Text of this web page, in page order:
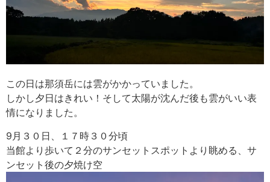
この日は那須岳には雲がかかっていました。
しかし夕日はきれい！そして太陽が沈んだ後も雲がいい表
情になりました。
9月３０日、１７時３０分頃
当館より歩いて２分のサンセットスポットより眺める、サ
ンセット後の夕焼け空